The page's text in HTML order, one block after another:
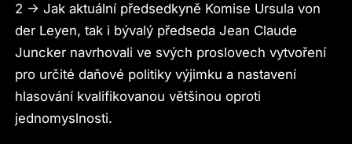
2 -> Jak aktuální předsedkyně Komise Ursula von
der Leyen, tak i bývalý předseda Jean Claude
Juncker navrhovali ve svých proslovech vytvoření
pro určité daňové politiky výjimku a nastavení
hlasování kvalifikovanou většinou oproti
jednomyslnosti.